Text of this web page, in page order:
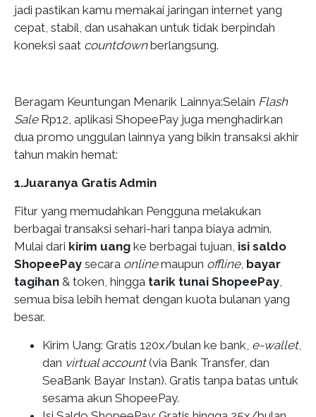
jadi pastikan kamu memakai jaringan internet yang
cepat, stabil, dan usahakan untuk tidak berpindah
koneksi saat countdownberlangsung.
Beragam Keuntungan Menarik Lainnya:Selain Flash
Sale Rp12, aplikasi ShopeePay juga menghadirkan
dua promo unggulan lainnya yang bikin transaksi akhir
tahun makin hemat:
1.Juaranya Gratis Admin
Fitur yang memudahkan Pengguna melakukan
berbagai transaksi sehari-hari tanpa biaya admin.
Mulai dari kirim uang ke berbagai tujuan, isi saldo
ShopeePay secara onlinemaupun offline, bayar
tagihan & token, hingga tarik tunai ShopeePay
semua bisa lebih hemat dengan kuota bulanan yang
besar.
Kirim Uang: Gratis 120x/bulan ke bank, e-wallet,
dan virtual account(via Bank Transfer, dan
SeaBank Bayar Instan). Gratis tanpa batas untuk
sesama akun ShopeePay.